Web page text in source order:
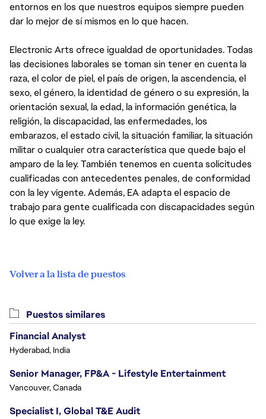
entornos en los que nuestros equipos siempre pueden
dar lo mejor de sí mismos en lo que hacen.
Electronic Arts ofrece igualdad de oportunidades. Todas
las decisiones laborales se toman sin tener en cuenta la
raza, el color de piel, el país de origen, la ascendencia, el
sexo, el género, la identidad de género o su expresión, la
orientación sexual, la edad, la información genética, la
religión, la discapacidad, las enfermedades, los
embarazos, el estado civil, la situación familiar, la situación
militar o cualquier otra característica que quede bajo el
amparo de la ley. También tenemos en cuenta solicitudes
cualificadas con antecedentes penales, de conformidad
con la ley vigente. Además, EA adapta el espacio de
trabajo para gente cualificada con discapacidades según
lo que exige la ley.
Volver a la lista de puestos
Puestos similares
Financial Analyst
Hyderabad, India
Senior Manager, FP&A - Lifestyle Entertainment
Vancouver, Canada
Specialist I, Global T&E Audit